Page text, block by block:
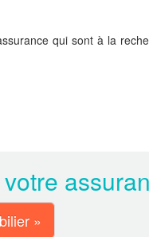
qui sont à la
»